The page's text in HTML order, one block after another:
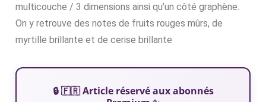
multicouche / 3 dimensions ainsi qu’un côté graphène.
On y retrouve des notes de fruits rouges mûrs, de
myrtille brillante et de cerise brillante
🔒 🇫🇷 Article réservé aux abonnés